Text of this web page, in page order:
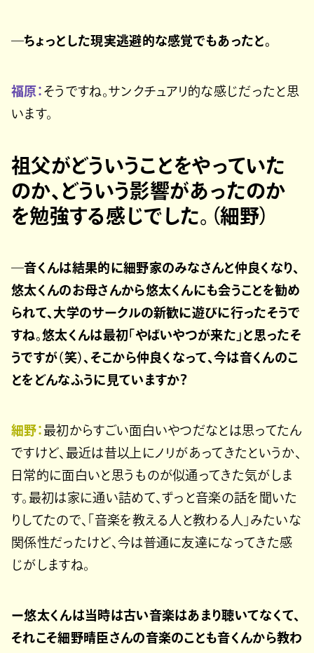
―ちょっとした現実逃避的な感覚でもあったと。
福原： そうですね。サンクチュアリ的な感じだったと思
います。
祖父がどういうことをやっていた
のか、どういう影響があったのか
を勉強する感じでした。（細野）
―音くんは結果的に細野家のみなさんと仲良くなり、
悠太くんのお母さんから悠太くんにも会うことを勧め
られて、大学のサークルの新歓に遊びに行ったそうで
すね。悠太くんは最初「やばいやつが来た」と思ったそ
うですが（笑）、そこから仲良くなって、今は音くんのこ
とをどんなふうに見ていますか？
細野：最初からすごい面白いやつだなとは思ってたん
ですけど、最近は昔以上にノリがあってきたというか、
日常的に面白いと思うものが似通ってきた気がしま
す。最初は家に通い詰めて、ずっと音楽の話を聞いた
りしてたので、「音楽を教える人と教わる人」みたいな
関係性だったけど、今は普通に友達になってきた感
じがしますね。
ー悠太くんは当時は古い音楽はあまり聴いてなくて、
それこそ細野晴臣さんの音楽のことも音くんから教わ